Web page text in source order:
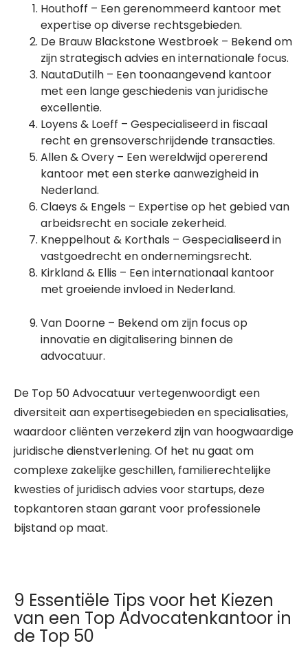
Houthoff – Een gerenommeerd kantoor met
expertise op diverse rechtsgebieden.
De Brauw Blackstone Westbroek – Bekend om
zijn strategisch advies en internationale focus.
NautaDutilh – Een toonaangevend kantoor
met een lange geschiedenis van juridische
excellentie.
Loyens & Loeff – Gespecialiseerd in fiscaal
recht en grensoverschrijdende transacties.
Allen & Overy – Een wereldwijd opererend
kantoor met een sterke aanwezigheid in
Nederland.
Claeys & Engels – Expertise op het gebied van
arbeidsrecht en sociale zekerheid.
Kneppelhout & Korthals – Gespecialiseerd in
vastgoedrecht en ondernemingsrecht.
Kirkland & Ellis – Een internationaal kantoor
met groeiende invloed in Nederland.
Van Doorne – Bekend om zijn focus op
innovatie en digitalisering binnen de
advocatuur.
De Top 50 Advocatuur vertegenwoordigt een
diversiteit aan expertisegebieden en specialisaties,
waardoor cliënten verzekerd zijn van hoogwaardige
juridische dienstverlening. Of het nu gaat om
complexe zakelijke geschillen, familierechtelijke
kwesties of juridisch advies voor startups, deze
topkantoren staan garant voor professionele
bijstand op maat.
9 Essentiële Tips voor het Kiezen
van een Top Advocatenkantoor in
de Top 50